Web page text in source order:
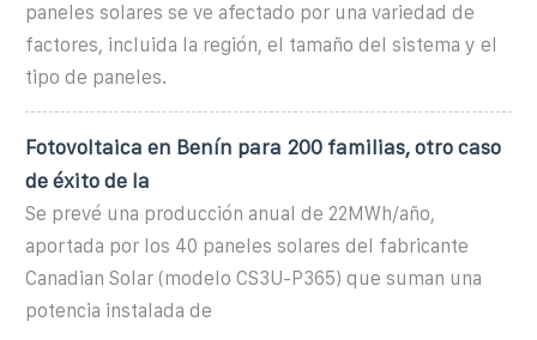
paneles solares se ve afectado por una variedad de
factores, incluida la región, el tamaño del sistema y el
tipo de paneles.
Fotovoltaica en Benín para 200 familias, otro caso
de éxito de la
Se prevé una producción anual de 22MWh/año,
aportada por los 40 paneles solares del fabricante
Canadian Solar (modelo CS3U-P365) que suman una
potencia instalada de